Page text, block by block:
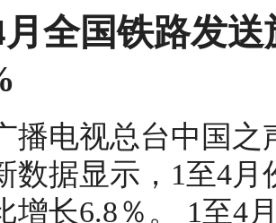
月全国铁路发
播电视总台中国
数据显示，1至4月
增长6.8％。 1至4